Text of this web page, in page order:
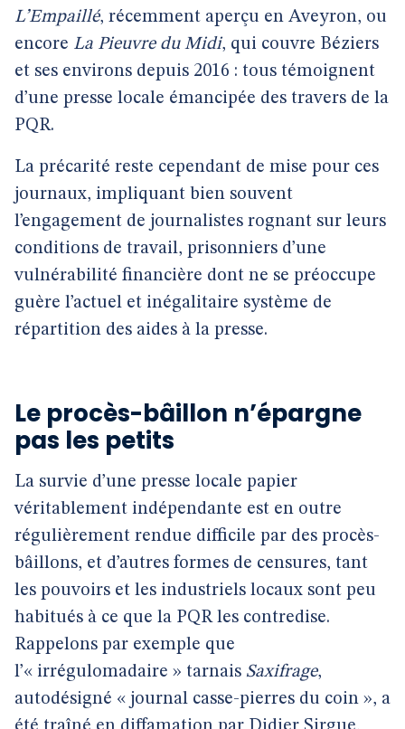
L’Empaillé, récemment aperçu en Aveyron, ou
encore La Pieuvre du Midi, qui couvre Béziers
et ses environs depuis 2016 : tous témoignent
d’une presse locale émancipée des travers de la
PQR.
La précarité reste cependant de mise pour ces
journaux, impliquant bien souvent
l’engagement de journalistes rognant sur leurs
conditions de travail, prisonniers d’une
vulnérabilité financière dont ne se préoccupe
guère l’actuel et inégalitaire système de
répartition des aides à la presse.
Le procès-bâillon n’épargne
pas les petits
La survie d’une presse locale papier
véritablement indépendante est en outre
régulièrement rendue difficile par des procès-
bâillons, et d’autres formes de censures, tant
les pouvoirs et les industriels locaux sont peu
habitués à ce que la PQR les contredise.
Rappelons par exemple que
l’« irrégulomadaire » tarnais Saxifrage,
autodésigné « journal casse-pierres du coin », a